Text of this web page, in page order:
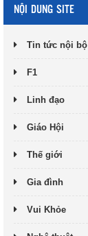
NỘI DUNG SITE
Tin tức nội bộ
F1
Linh đạo
Giáo Hội
Thế giới
Gia đình
Vui Khỏe